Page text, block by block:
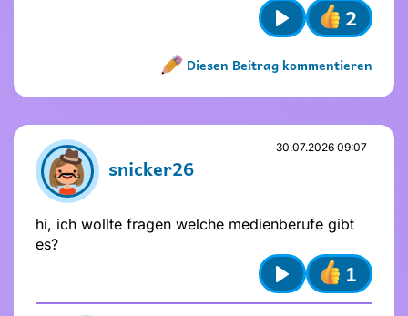
Play
2
Diesen Beitrag kommentieren
Name nicht vergeben
Name und Avatar ändern
snicker26
30.07.2026 09:07
hi, ich wollte fragen welche medienberufe gibt
es?
Play
1